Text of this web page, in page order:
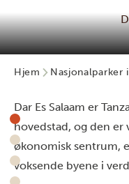
Hjem Nasjonalparker
Dar Es Salaam er
hovedstad, og den er
økonomisk sentrum,
voksende byene i